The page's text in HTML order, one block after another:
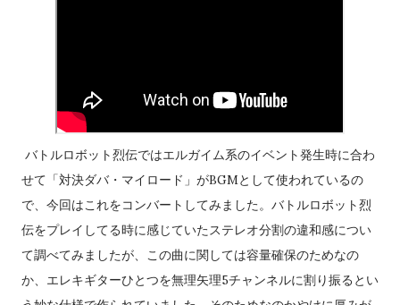
上あり、かつ残弾が残り2以上か現在のENで二回以上使用でき
るEN消費武器を選択するという思考を繰り返す（EN消費武器
に関してはたまに例外あり）。どうしようもない場合は弾切
れ、またはEN枯渇にならない命中率がゼロの現在選択できる最
強の武器を選択する。これに合致する武器がない場合は反撃不
能扱いになる（そのため、条件を成立させれば弾切れでなくと
もパイロットが弾切れの台詞を吐く姿を拝める）弾切れや射程
外からの攻撃には何もしない。相手を一撃で倒せない場合の思
考も同様。やはり原則として武器選択の際に反撃相手の...
バトルロボット烈伝ではエルガイム系のイベント発生時に合わ
せて「対決ダバ・マイロード」がBGMとして使われているの
で、今回はこれをコンバートしてみました。バトルロボット烈
伝をプレイしてる時に感じていたステレオ分割の違和感につい
て調べてみましたが、この曲に関しては容量確保のためなの
か、エレキギターひとつを無理矢理5チャンネルに割り振るとい